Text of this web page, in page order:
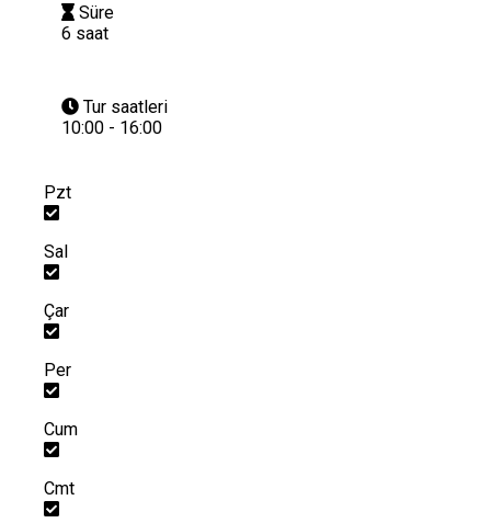
Süre
6 saat
Tur saatleri
10:00 - 16:00
Pzt
Sal
Çar
Per
Cum
Cmt